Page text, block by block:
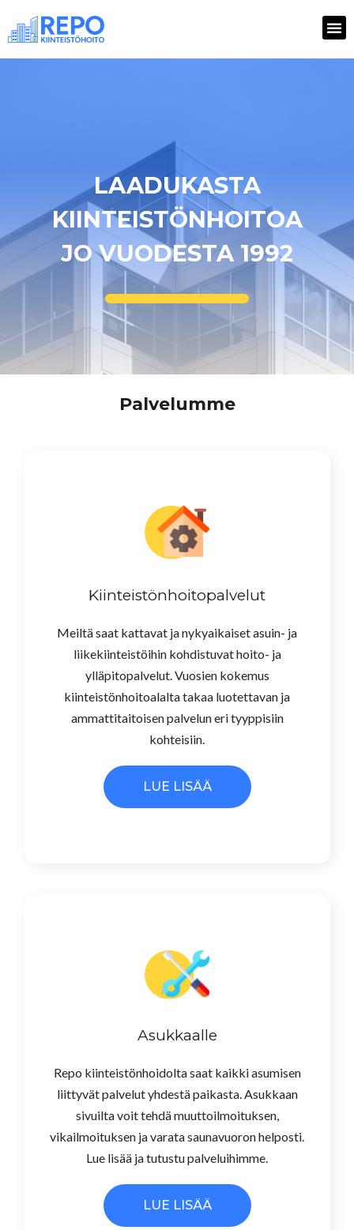
LAADUKASTA
KIINTEISTÖNHOITOA
JO VUODESTA 1992
Palvelumme
Kiinteistönhoitopalvelut
Meiltä saat kattavat ja nykyaikaiset asuin- ja
liikekiinteistöihin kohdistuvat hoito- ja
ylläpitopalvelut. Vuosien kokemus
kiinteistönhoitoalalta takaa luotettavan ja
ammattitaitoisen palvelun eri tyyppisiin
kohteisiin.
LUE LISÄÄ
Asukkaalle
Repo kiinteistönhoidolta saat kaikki asumisen
liittyvät palvelut yhdestä paikasta. Asukkaan
sivuilta voit tehdä muuttoilmoituksen,
vikailmoituksen ja varata saunavuoron helposti.
Lue lisää ja tutustu palveluihimme.
LUE LISÄÄ